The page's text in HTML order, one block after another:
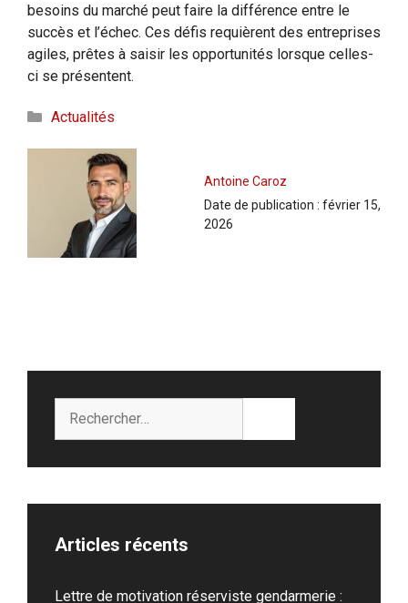
besoins du marché peut faire la différence entre le
succès et l’échec. Ces défis requièrent des entreprises
agiles, prêtes à saisir les opportunités lorsque celles-
ci se présentent.
Catégories
Actualités
Antoine Caroz
Date de publication : février 15,
2026
Articles récents
Lettre de motivation réserviste gendarmerie :